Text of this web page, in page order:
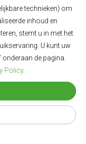
technieken) om
inhoud en
stemt u in met het
U kunt uw
de pagina.
Policy.